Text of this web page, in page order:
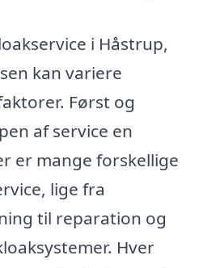
i Håstrup,
kan variere
Først og
af service en
er mange forskellige
lige fra
til reparation og
Hver